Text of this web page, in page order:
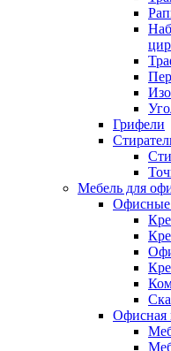
Грифели
Мебель для
Офисные
Офисная